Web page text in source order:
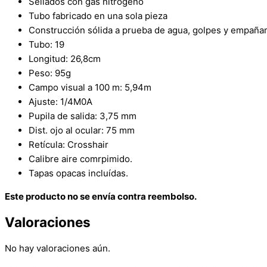
Tubo fabricado en una sola pieza
Construcción sólida a prueba de agua, golpes y
Tubo: 19
Longitud: 26,8cm
Peso: 95g
Campo visual a 100 m: 5,94m
Ajuste: 1/4M0A
Pupila de salida: 3,75 mm
Dist. ojo al ocular: 75 mm
Retícula: Crosshair
Calibre aire comrpimido.
Tapas opacas incluídas.
Este producto no se envía contra reembolso.
Valoraciones
No hay valoraciones aún.